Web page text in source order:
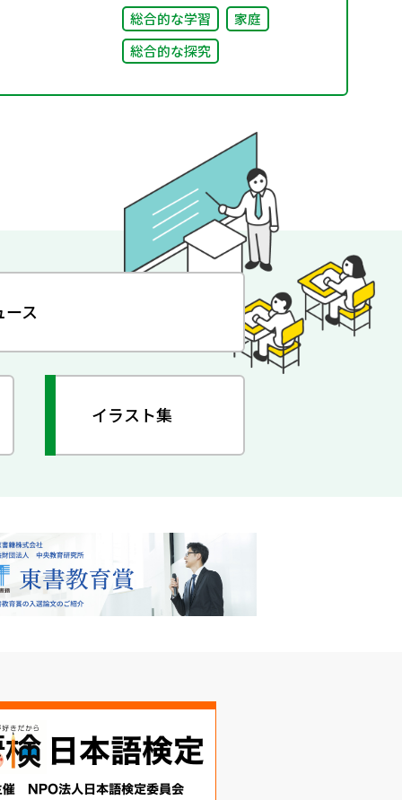
総合的な学習
家庭
総合的な探究
ース
イラスト集